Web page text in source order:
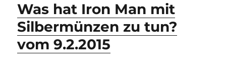
Was hat Iron Man mit
Silbermünzen zu tun?
vom 9.2.2015